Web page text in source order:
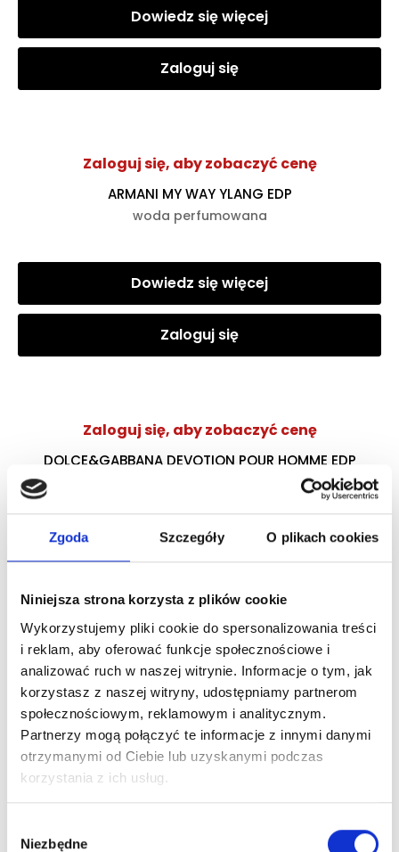
Zgoda Szczegóły O plikach cookies
Niniejsza strona korzysta z plików cookie
Wykorzystujemy pliki cookie do spersonalizowania treści
i reklam, aby oferować funkcje społecznościowe i
analizować ruch w naszej witrynie. Informacje o tym, jak
korzystasz z naszej witryny, udostępniamy partnerom
społecznościowym, reklamowym i analitycznym.
Partnerzy mogą połączyć te informacje z innymi danymi
otrzymanymi od Ciebie lub uzyskanymi podczas
korzystania z ich usług.
zgody
Niezbędne
Dowiedz się więcej
Zaloguj się
Zaloguj się, aby zobaczyć cenę
ARMANI MY WAY YLANG EDP
woda perfumowana
Dowiedz się więcej
Zaloguj się
Zaloguj się, aby zobaczyć cenę
DOLCE&GABBANA DEVOTION POUR HOMME EDP
Zaloguj się
Dlaczego warto?
Oryginalny produkt z autoryzowanej
dystrybucji
Wysyłka 24h z magazynu w Polsce